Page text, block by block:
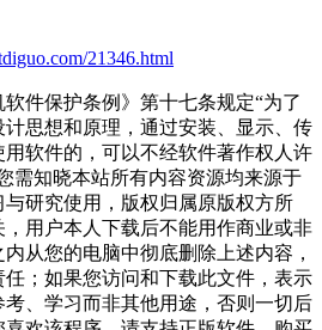
21346.html
件保护条例》第十七条规定“为了
思想和原理，通过安装、显示、传
软件的，可以不经软件著作权人许
需知晓本站所有内容资源均来源于
研究使用，版权归属原版权方所
用户本人下载后不能用作商业或非
从您的电脑中彻底删除上述内容，
；如果您访问和下载此文件，表示
、学习而非其他用途，否则一切后